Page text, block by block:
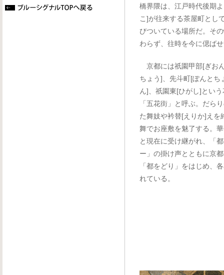
橋界隈は、江戸時代後期
こ]が往来する茶屋町とし
びついている場所だ。そ
わらず、往時を今に偲ば
京都には祇園甲部[ぎお
ちょう]、先斗町[ぽんとち
ん]、祇園東[ひがし]とい
「五花街」と呼ぶ。だら
た舞妓や衿替[えりか]えを
舞でお座敷を魅了する。
と現在に受け継がれ、「
ー」の掛け声とともに京
「都をどり」をはじめ、
れている。